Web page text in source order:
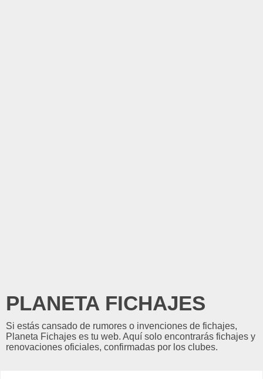
PLANETA FICHAJES
Si estás cansado de rumores o invenciones de fichajes,
Planeta Fichajes es tu web. Aquí solo encontrarás fichajes y
renovaciones oficiales, confirmadas por los clubes.